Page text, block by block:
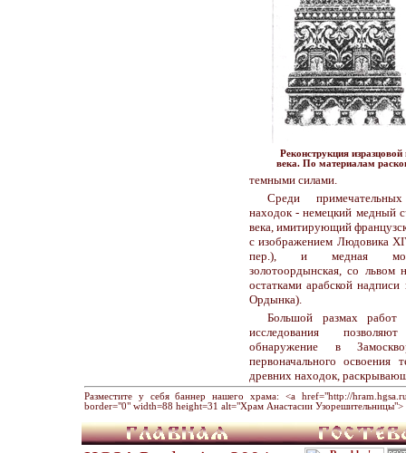
Реконструкция
века. По материалам
темными силами.
Среди
находок - немецкий медный
века, имитирующий
с изображением Людовика
пер.), и медная
золотоордынская, со львом
остатками арабской
Ордынка).
Большой размах работ
исследования
обнаружение в
первоначального освоения
древних находок,
Разместите у себя баннер нашего храма: <a href="http://
border="0" width=88 height=31 alt="Храм Анастасии Узорешительницы">